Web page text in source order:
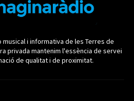
musical i informativa de les Terres de
privada mantenim l'essència de servei
de qualitat i de proximitat.